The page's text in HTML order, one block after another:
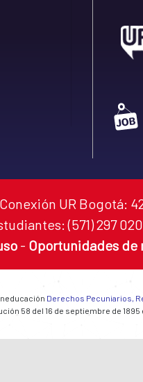
UR Bogotá:
(571) 297
- Oportunidades de
Derechos Pecuniarios,
58 del 16 de septiembre de 1895